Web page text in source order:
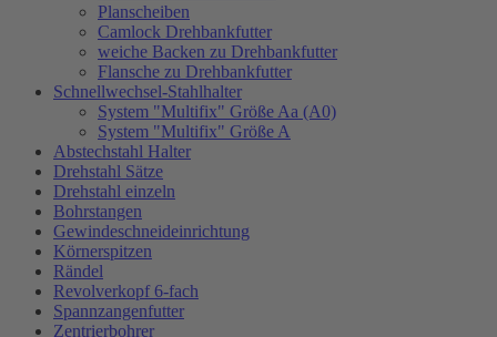
Planscheiben
Camlock Drehbankfutter
weiche Backen zu Drehbankfutter
Flansche zu Drehbankfutter
Schnellwechsel-Stahlhalter
System "Multifix" Größe Aa (A0)
System "Multifix" Größe A
Abstechstahl Halter
Drehstahl Sätze
Drehstahl einzeln
Bohrstangen
Gewindeschneideinrichtung
Körnerspitzen
Rändel
Revolverkopf 6-fach
Spannzangenfutter
Zentrierbohrer